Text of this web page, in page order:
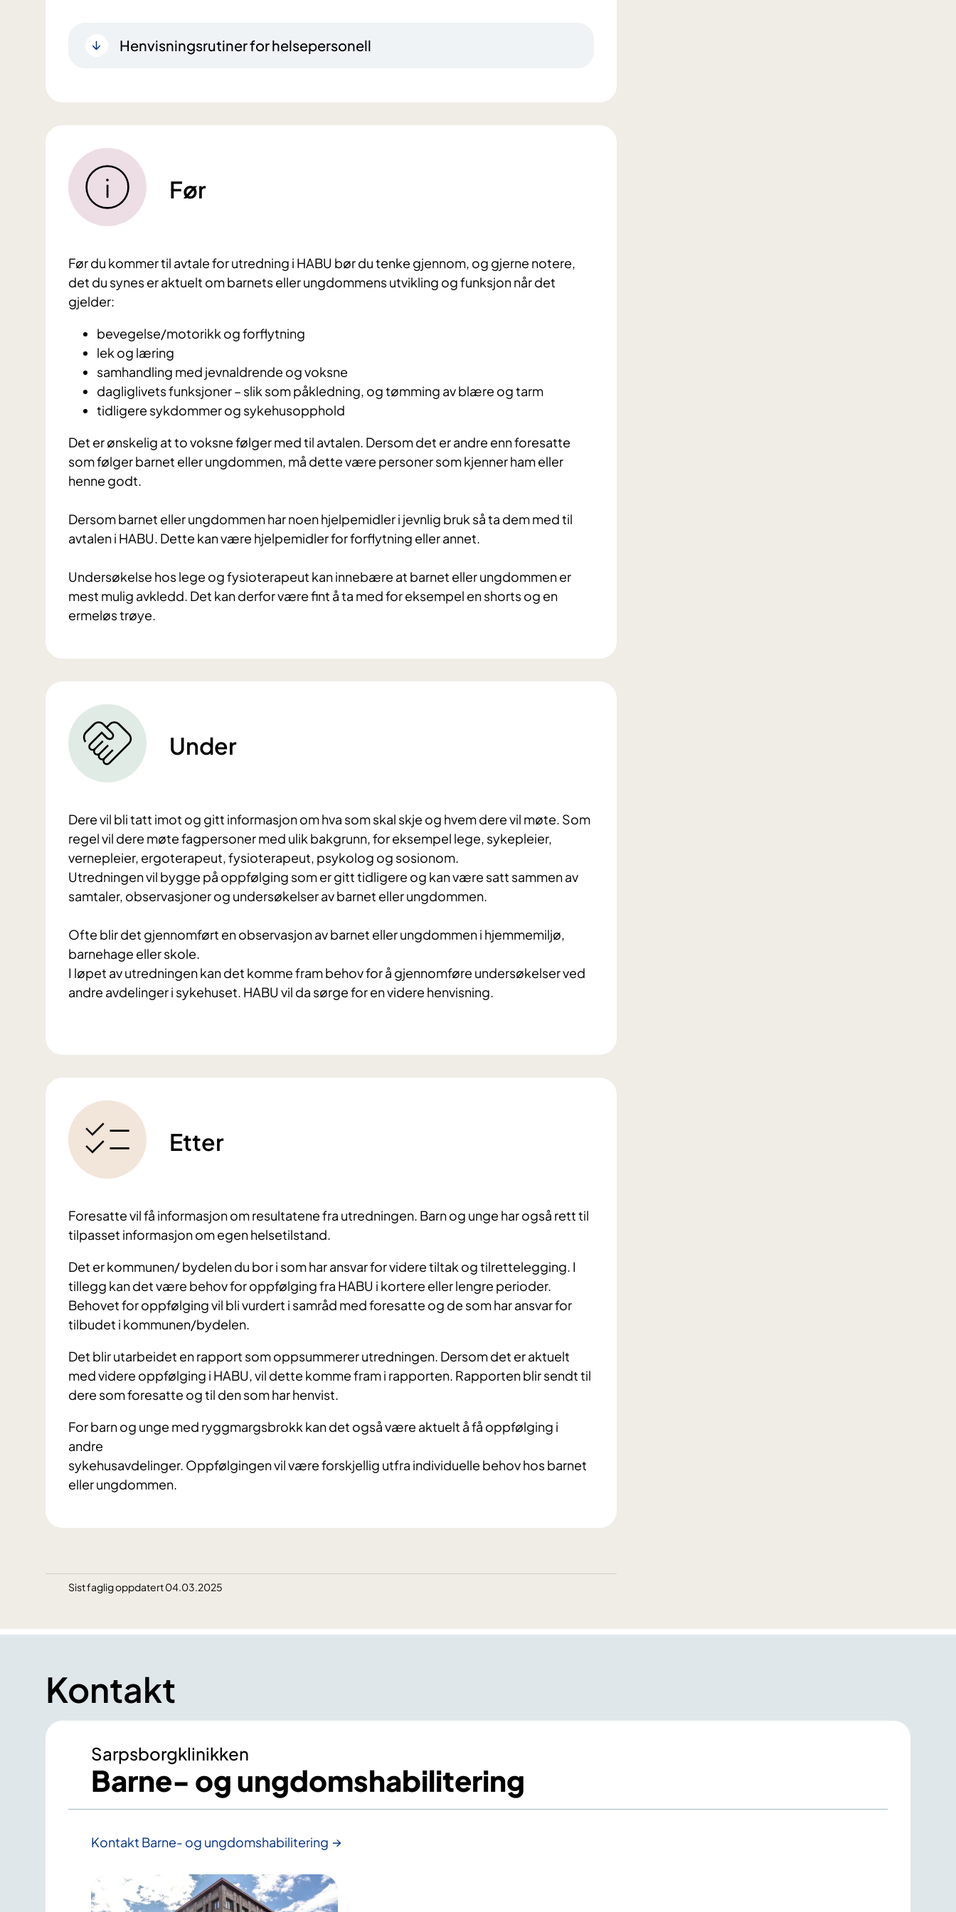
Henvisningsrutiner for helsepersonell
Før
Før du kommer til avtale for utredning i HABU bør du tenke gjennom, og gjerne notere,
det du synes er aktuelt om barnets eller ungdommens utvikling og funksjon når det
gjelder:
bevegelse/motorikk og forflytning
lek og læring
samhandling med jevnaldrende og voksne
dagliglivets funksjoner – slik som påkledning, og tømming av blære og tarm
tidligere sykdommer og sykehusopphold
Det er ønskelig at to voksne følger med til avtalen. Dersom det er andre enn foresatte
som følger barnet eller ungdommen, må dette være personer som kjenner ham eller
henne godt.
Dersom barnet eller ungdommen har noen hjelpemidler i jevnlig bruk så ta dem med til
avtalen i HABU. Dette kan være hjelpemidler for forflytning eller annet.
Undersøkelse hos lege og fysioterapeut kan innebære at barnet eller ungdommen er
mest mulig avkledd. Det kan derfor være fint å ta med for eksempel en shorts og en
ermeløs trøye.
Under
Dere vil bli tatt imot og gitt informasjon om hva som skal skje og hvem dere vil møte. Som
regel vil dere møte fagpersoner med ulik bakgrunn, for eksempel lege, sykepleier,
vernepleier, ergoterapeut, fysioterapeut, psykolog og sosionom.
Utredningen vil bygge på oppfølging som er gitt tidligere og kan være satt sammen av
samtaler, observasjoner og undersøkelser av barnet eller ungdommen.
Ofte blir det gjennomført en observasjon av barnet eller ungdommen i hjemmemiljø,
barnehage eller skole.
I løpet av utredningen kan det komme fram behov for å gjennomføre undersøkelser ved
andre avdelinger i sykehuset. HABU vil da sørge for en videre henvisning.
Etter
Foresatte vil få informasjon om resultatene fra utredningen. Barn og unge har også rett til
tilpasset informasjon om egen helsetilstand.
Det er kommunen/ bydelen du bor i som har ansvar for videre tiltak og tilrettelegging. I
tillegg kan det være behov for oppfølging fra HABU i kortere eller lengre perioder.
Behovet for oppfølging vil bli vurdert i samråd med foresatte og de som har ansvar for
tilbudet i kommunen/bydelen.
Det blir utarbeidet en rapport som oppsummerer utredningen. Dersom det er aktuelt
med videre oppfølging i HABU, vil dette komme fram i rapporten. Rapporten blir sendt til
dere som foresatte og til den som har henvist.
For barn og unge med ryggmargsbrokk kan det også være aktuelt å få oppfølging i
andre
sykehusavdelinger. Oppfølgingen vil være forskjellig utfra individuelle behov hos barnet
eller ungdommen.
Sist faglig oppdatert 04.03.2025
Kontakt
Sarpsborgklinikken
Barne- og ungdomshabilitering
Kontakt Barne- og ungdomshabilitering